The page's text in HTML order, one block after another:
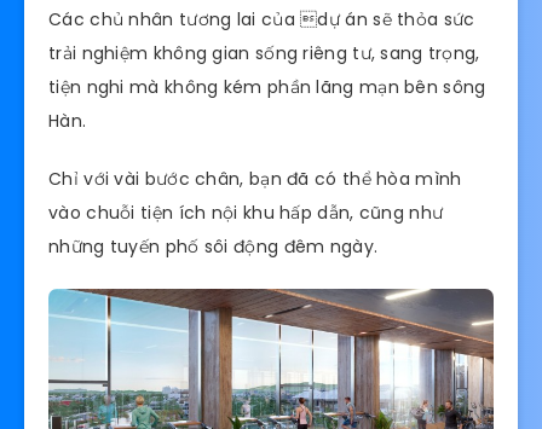
Các chủ nhân tương lai của dự án sẽ thỏa sức
trải nghiệm không gian sống riêng tư, sang trọng,
tiện nghi mà không kém phần lãng mạn bên sông
Hàn.
Chỉ với vài bước chân, bạn đã có thể hòa mình
vào chuỗi tiện ích nội khu hấp dẫn, cũng như
những tuyến phố sôi động đêm ngày.